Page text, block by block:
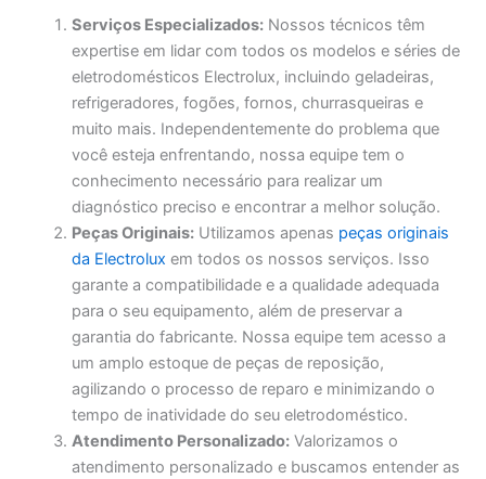
Serviços Especializados: Nossos técnicos têm
expertise em lidar com todos os modelos e séries de
eletrodomésticos Electrolux, incluindo geladeiras,
refrigeradores, fogões, fornos, churrasqueiras e
muito mais. Independentemente do problema que
você esteja enfrentando, nossa equipe tem o
conhecimento necessário para realizar um
diagnóstico preciso e encontrar a melhor solução.
Peças Originais: Utilizamos apenas peças originais
da Electrolux em todos os nossos serviços. Isso
garante a compatibilidade e a qualidade adequada
para o seu equipamento, além de preservar a
garantia do fabricante. Nossa equipe tem acesso a
um amplo estoque de peças de reposição,
agilizando o processo de reparo e minimizando o
tempo de inatividade do seu eletrodoméstico.
Atendimento Personalizado: Valorizamos o
atendimento personalizado e buscamos entender as